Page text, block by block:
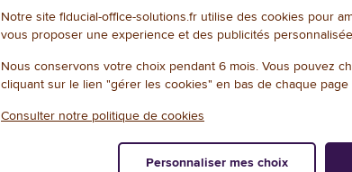
Registre unique du
paysage
Registre unique du
cm à l'italienne
Notre site fiducial-office-solutions.fr utilise des cookies pour
vous proposer une experience et des publicités
Nous conservons votre choix pendant 6 mois. Vous pouvez
cliquant sur le lien "gérer les cookies" en bas de chaque
Consulter notre politique de cookies
Personnaliser mes choix